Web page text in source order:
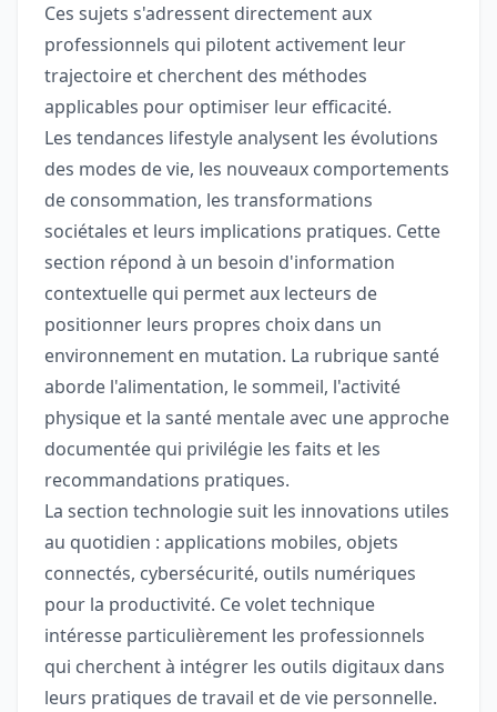
Ces sujets s'adressent directement aux
professionnels qui pilotent activement leur
trajectoire et cherchent des méthodes
applicables pour optimiser leur efficacité.
Les tendances lifestyle analysent les évolutions
des modes de vie, les nouveaux comportements
de consommation, les transformations
sociétales et leurs implications pratiques. Cette
section répond à un besoin d'information
contextuelle qui permet aux lecteurs de
positionner leurs propres choix dans un
environnement en mutation. La rubrique santé
aborde l'alimentation, le sommeil, l'activité
physique et la santé mentale avec une approche
documentée qui privilégie les faits et les
recommandations pratiques.
La section technologie suit les innovations utiles
au quotidien : applications mobiles, objets
connectés, cybersécurité, outils numériques
pour la productivité. Ce volet technique
intéresse particulièrement les professionnels
qui cherchent à intégrer les outils digitaux dans
leurs pratiques de travail et de vie personnelle.